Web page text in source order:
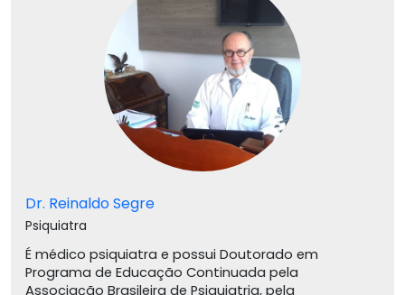
Dr. Reinaldo Segre
Psiquiatra
É médico psiquiatra e possui Doutorado em
Programa de Educação Continuada pela
Associação Brasileira de Psiquiatria, pela